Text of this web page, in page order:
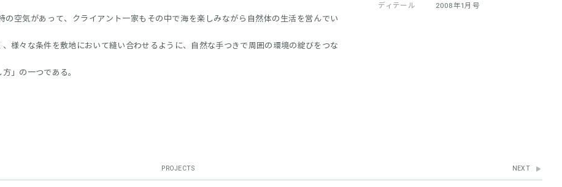
の空気があって、クライアント一家もその中で海を楽しみながら自然体の生活を営んでい
様々な条件を敷地において縫い合わせるように、自然な手つきで周囲の環境の綻びをつな
」の一つである。
ディテール
2008年1月号
PROJECTS NEXT